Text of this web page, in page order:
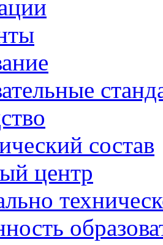
состав
центр